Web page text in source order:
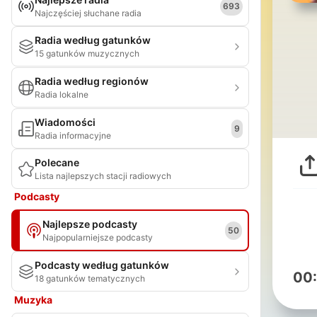
Najczęściej słuchane radia
693
Radia według gatunków
15 gatunków muzycznych
Radia według regionów
Radia lokalne
Wiadomości
Radia informacyjne
9
Polecane
Lista najlepszych stacji radiowych
Podcasty
Najlepsze podcasty
Najpopularniejsze podcasty
50
Podcasty według gatunków
18 gatunków tematycznych
Muzyka